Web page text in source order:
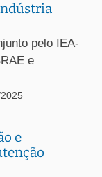
pelo IEA-
e
e